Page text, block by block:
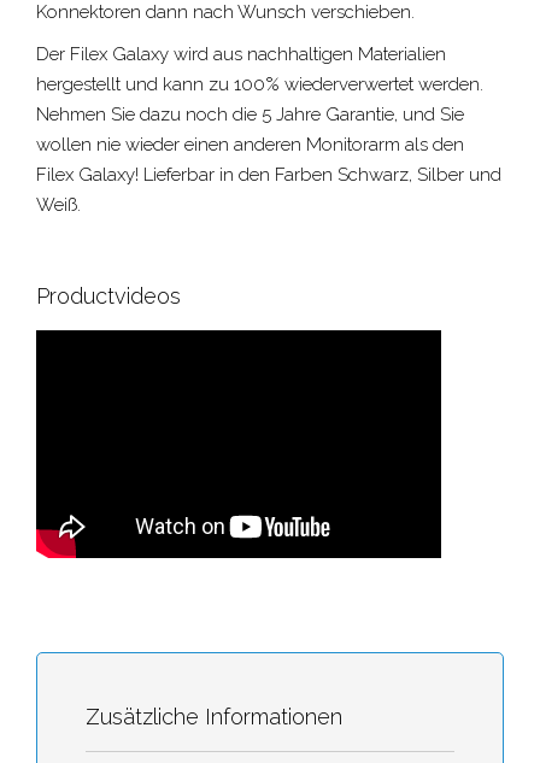
Konnektoren dann nach Wunsch verschieben.
Der Filex Galaxy wird aus nachhaltigen Materialien
hergestellt und kann zu 100% wiederverwertet werden.
Nehmen Sie dazu noch die 5 Jahre Garantie, und Sie
wollen nie wieder einen anderen Monitorarm als den
Filex Galaxy! Lieferbar in den Farben Schwarz, Silber und
Weiß.
Productvideos
Zusätzliche Informationen